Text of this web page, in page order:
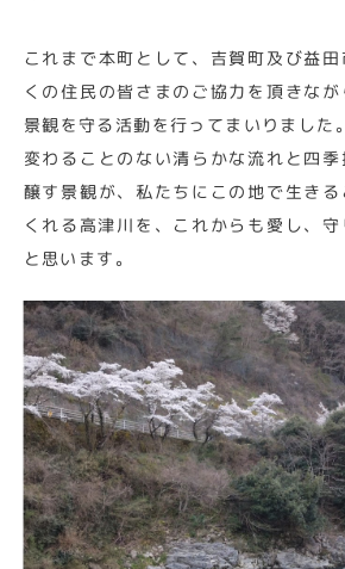
これまで本町として、吉賀町及び益
くの住民の皆さまのご協力を頂きな
景観を守る活動を行ってまいりました。
変わることのない清らかな流れと四
醸す景観が、私たちにこの地で生き
くれる高津川を、これからも愛し、
と思います。